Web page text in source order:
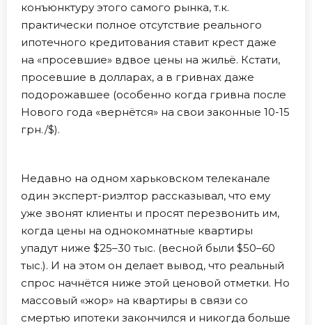
конъюнктуру этого самого рынка, т.к.
практически полное отсутствие реального
ипотечного кредитования ставит крест даже
на «просевшие» вдвое цены на жильё. Кстати,
просевшие в долларах, а в гривнах даже
подорожавшее (особенно когда гривна после
Нового года «вернётся» на свои законные 10-15
грн./$).
Недавно на одном харьковском телеканале
один эксперт-риэлтор рассказывал, что ему
уже звонят клиенты и просят перезвонить им,
когда цены на однокомнатные квартиры
упадут ниже $25–30 тыс. (весной были $50–60
тыс.). И на этом он делает вывод, что реальный
спрос начнётся ниже этой ценовой отметки. Но
массовый «жор» на квартиры в связи со
смертью ипотеки закончился и никогда больше